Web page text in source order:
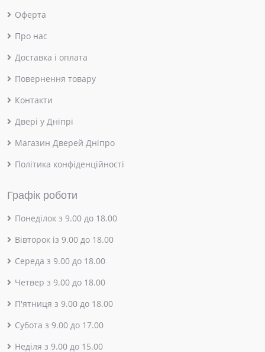
Оферта
Про нас
Доставка і оплата
Повернення товару
Контакти
Двері у Дніпрі
Магазин Дверей Дніпро
Політика конфіденційності
Графік роботи
Понеділок з 9.00 до 18.00
Вівторок із 9.00 до 18.00
Середа з 9.00 до 18.00
Четвер з 9.00 до 18.00
П'ятниця з 9.00 до 18.00
Субота з 9.00 до 17.00
Неділя з 9.00 до 15.00